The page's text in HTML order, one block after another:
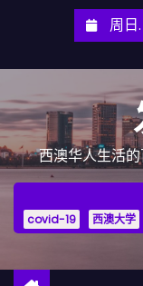
周
西澳华人生活
covid-19 西澳大学